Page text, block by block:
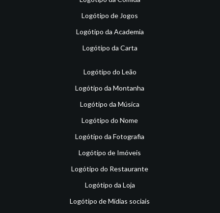
Logótipo de Jogos
Logótipo da Academia
Logótipo da Carta
Logótipo do Leão
Logótipo da Montanha
Logótipo da Música
Logótipo do Nome
Logótipo da Fotografia
Logótipo de Imóveis
Logótipo do Restaurante
Logótipo da Loja
Logótipo de Mídias sociais